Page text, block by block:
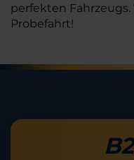
perfekten
Probefahrt!